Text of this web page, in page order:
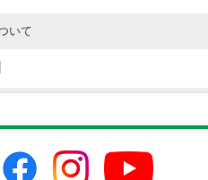
いて